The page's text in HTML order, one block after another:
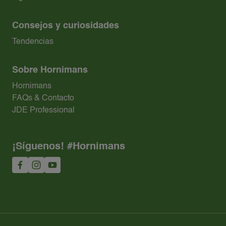
Consejos y curiosidades
Tendencias
Sobre Hornimans
Hornimans
FAQs & Contacto
JDE Professional
¡Síguenos! #Hornimans